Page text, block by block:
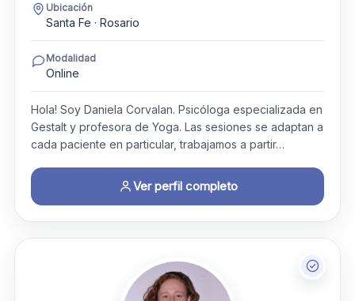
Ubicación
Santa Fe · Rosario
Modalidad
Online
Hola! Soy Daniela Corvalan. Psicóloga especializada en
Gestalt y profesora de Yoga. Las sesiones se adaptan a
cada paciente en particular, trabajamos a partir…
Ver perfil completo